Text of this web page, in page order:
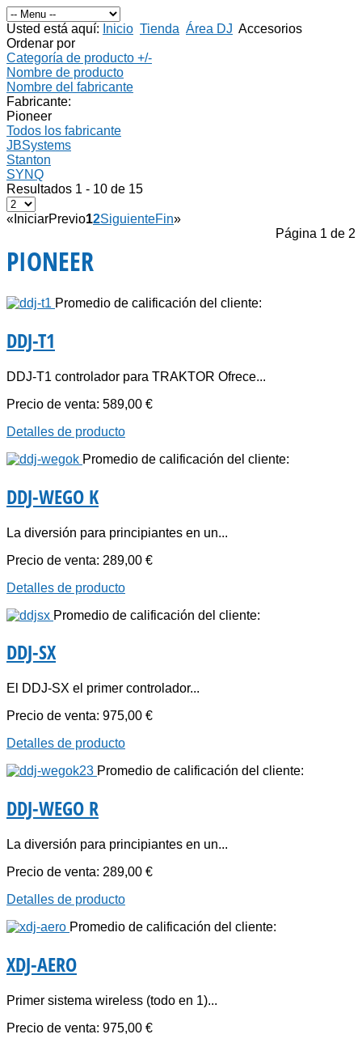
Usted está aquí: Inicio Tienda Área DJ Accesorios
Ordenar por
Categoría de producto +/-
Nombre de producto
Nombre del fabricante
Fabricante:
Pioneer
Todos los fabricante
JBSystems
Stanton
SYNQ
Resultados 1 - 10 de 15
« IniciarPrevio12SiguienteFin»
Página 1 de 2
PIONEER
Promedio de calificación del cliente:
DDJ-T1
DDJ-T1 controlador para TRAKTOR Ofrece...
Precio de venta: 589,00 €
Detalles de producto
Promedio de calificación del cliente:
DDJ-WEGO K
La diversión para principiantes en un...
Precio de venta: 289,00 €
Detalles de producto
Promedio de calificación del cliente:
DDJ-SX
El DDJ-SX el primer controlador...
Precio de venta: 975,00 €
Detalles de producto
Promedio de calificación del cliente:
DDJ-WEGO R
La diversión para principiantes en un...
Precio de venta: 289,00 €
Detalles de producto
Promedio de calificación del cliente:
XDJ-AERO
Primer sistema wireless (todo en 1)...
Precio de venta: 975,00 €